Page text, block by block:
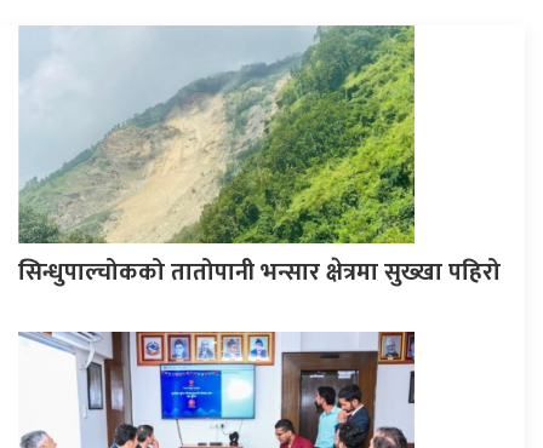
सिन्धुपाल्चोकको तातोपानी भन्सार क्षेत्रमा सुख्खा पहिरो